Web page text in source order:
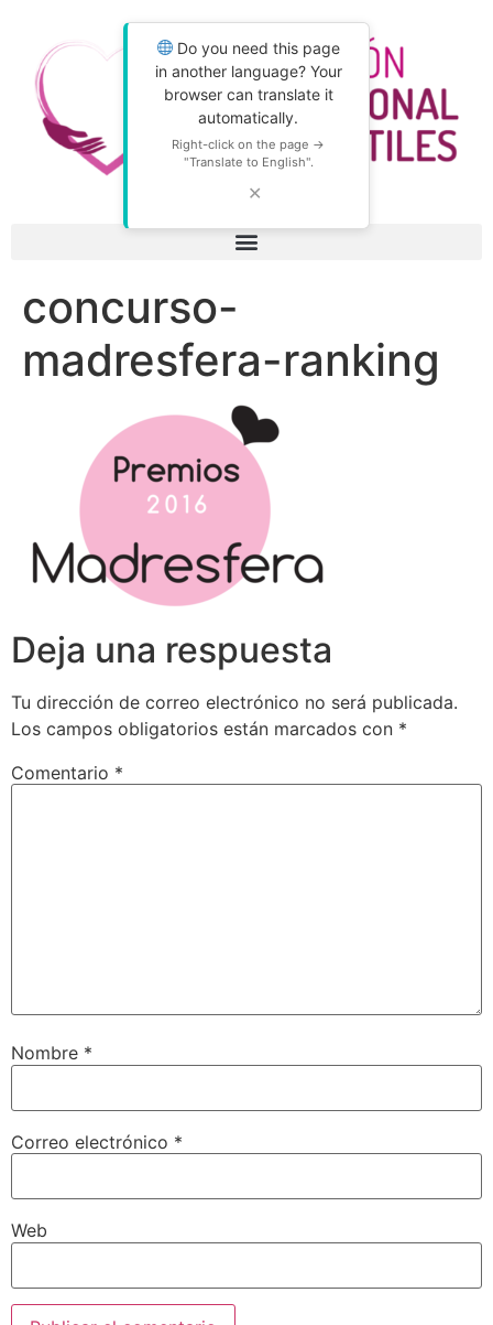
Do you need this page
in another language? Your
browser can translate it
automatically.
Right-click on the page →
"Translate to English".
✕
concurso-
madresfera-ranking
Deja una respuesta
Tu dirección de correo electrónico no será publicada.
Los campos obligatorios están marcados con *
Comentario *
Nombre *
Correo electrónico *
Web